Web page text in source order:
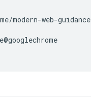
modern-web-guidance